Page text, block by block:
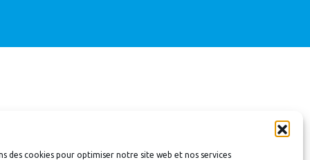
des cookies pour optimiser notre site web et nos services